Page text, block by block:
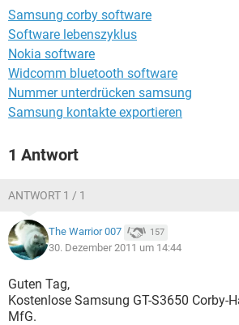
Samsung corby software
Software lebenszyklus
Nokia software
Widcomm bluetooth software
Nummer unterdrücken samsung
Samsung kontakte exportieren
1 Antwort
ANTWORT 1 / 1
The Warrior 007 157
30. Dezember 2011 um 14:44
Guten Tag,
Kostenlose Samsung GT-S3650 Corby-
MfG.